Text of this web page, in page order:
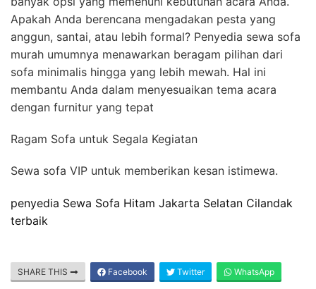
Apakah Anda berencana mengadakan pesta yang
anggun, santai, atau lebih formal? Penyedia sewa sofa
murah umumnya menawarkan beragam pilihan dari
sofa minimalis hingga yang lebih mewah. Hal ini
membantu Anda dalam menyesuaikan tema acara
dengan furnitur yang tepat
Ragam Sofa untuk Segala Kegiatan
Sewa sofa VIP untuk memberikan kesan istimewa.
penyedia Sewa Sofa Hitam Jakarta Selatan Cilandak
terbaik
SHARE THIS Facebook Twitter WhatsApp